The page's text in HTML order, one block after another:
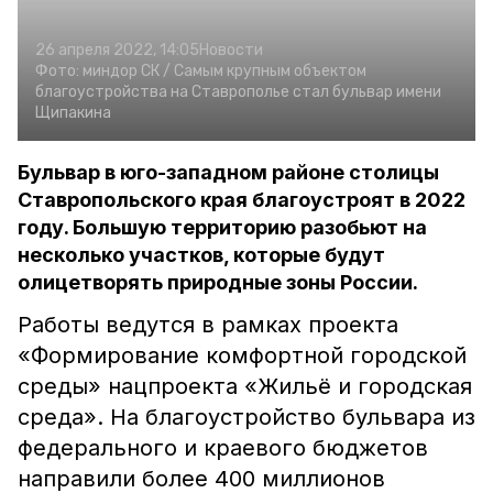
26 апреля 2022, 14:05Новости
Фото: миндор СК / Самым крупным объектом
благоустройства на Ставрополье стал бульвар имени
Щипакина
Бульвар в юго-западном районе столицы
Ставропольского края благоустроят в 2022
году. Большую территорию разобьют на
несколько участков, которые будут
олицетворять природные зоны России.
Работы ведутся в рамках проекта
«Формирование комфортной городской
среды» нацпроекта «Жильё и городская
среда». На благоустройство бульвара из
федерального и краевого бюджетов
направили более 400 миллионов